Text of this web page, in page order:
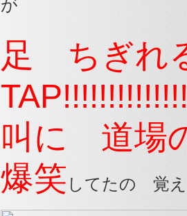
が
足 ちぎれ
叫に 道場
爆笑 してたの 覚え